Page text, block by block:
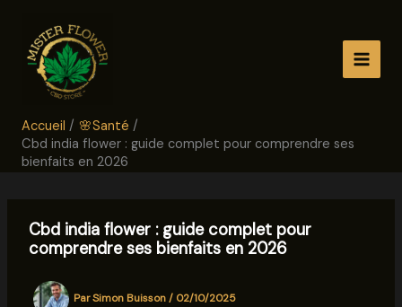
contenu
Accueil
🌸Santé
Cbd india flower : guide complet pour comprendre ses
bienfaits en 2026
Cbd india flower : guide complet pour
comprendre ses bienfaits en 2026
ParSimon Buisson/ 02/10/2025